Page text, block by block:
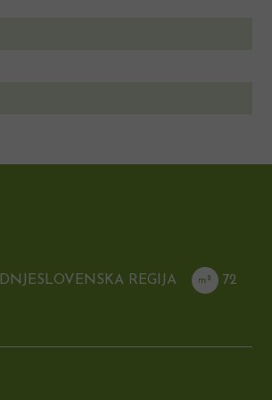
REGIJA 72